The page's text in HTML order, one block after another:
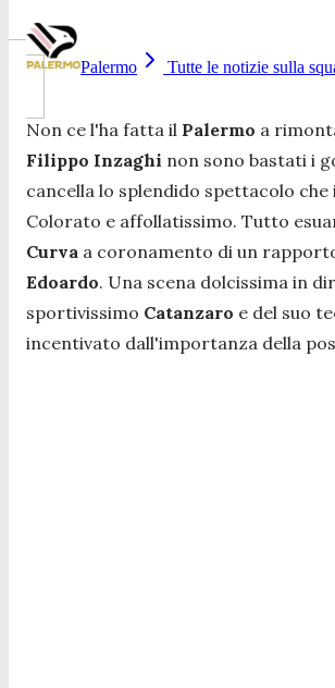
Palermo Tutte le notizie sulla
Non ce l'ha fatta il Palermo a
Filippo Inzaghi non sono bastati i
cancella lo splendido spettacolo
Colorato e affollatissimo. Tutto
Curva a coronamento di un
Edoardo. Una scena dolcissima in
sportivissimo Catanzaro e del suo
incentivato dall'importanza della